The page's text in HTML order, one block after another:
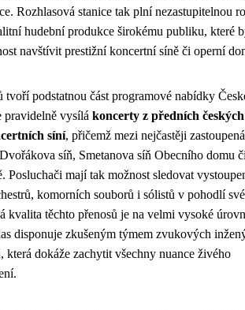
Rozhlasová stanice tak plní nezastupitelnou
hudební produkce širokému publiku, které
navštívit prestižní koncertní síně či operní
tvoří podstatnou část programové nabídky
pravidelně vysílá koncerty z předních
síní, přičemž mezi nejčastěji
síň, Smetanova síň Obecního domu
Posluchači mají tak možnost sledovat
komorních souborů i sólistů v pohodlí
kvalita těchto přenosů je na velmi vysoké
disponuje zkušeným týmem zvukových
která dokáže zachytit všechny nuance živého